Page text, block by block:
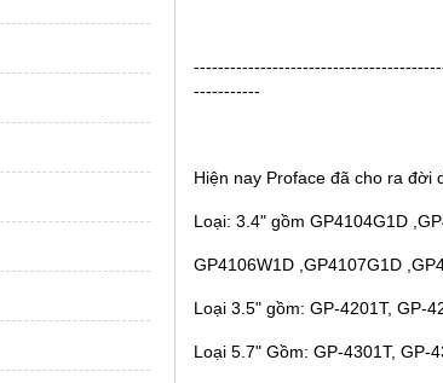
-----------
Hiện nay Proface đã cho ra đời
Loại: 3.4" gồm GP4104G1D
GP4106W1D ,GP4107G1D
Loại 3.5" gồm: GP-4201T, GP-
Loại 5.7" Gồm: GP-4301T, GP-